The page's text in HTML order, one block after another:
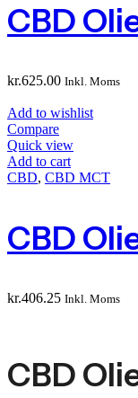
CBD
kr.625.00 Inkl. Moms
Add to wishlist
Compare
Quick view
Add to cart
CBD, CBD MCT
CBD
kr.406.25 Inkl. Moms
CBD